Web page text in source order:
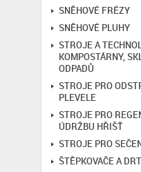
SNĚHOVÉ FRÉZY
SNĚHOVÉ PLUHY
STROJE A
KOMPOSTÁRNY,
ODPADŮ
STROJE PRO
PLEVELE
STROJE PRO
ÚDRŽBU HŘIŠŤ
STROJE PRO
ŠTĚPKOVAČE A